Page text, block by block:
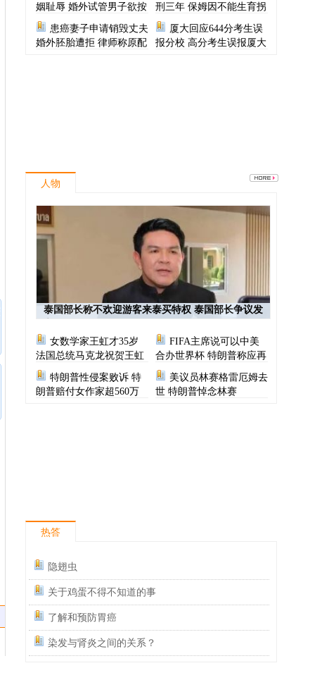
姻耻辱 婚外试管男子欲按
月支付财产给原配
刑三年 保姆因不能生育拐
走雇主家10月大男婴
患癌妻子申请销毁丈夫
婚外胚胎遭拒 律师称原配
厦大回应644分考生误
报分校 高分考生误报厦大
人物
泰国部长称不欢迎游客来泰买特权 泰国部长争议发
女数学家王虹才35岁
法国总统马克龙祝贺王虹
FIFA主席说可以中美
合办世界杯 特朗普称应再
次选择美国办世界杯
特朗普性侵案败诉 特
朗普赔付女作家超560万
美议员林赛格雷厄姆去
世 特朗普悼念林赛
热答
隐翅虫
关于鸡蛋不得不知道的事
了解和预防胃癌
染发与肾炎之间的关系？